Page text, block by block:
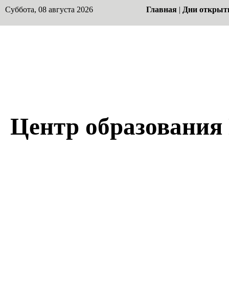
Суббота, 08 августа 2026 Главная | Дни
Центр